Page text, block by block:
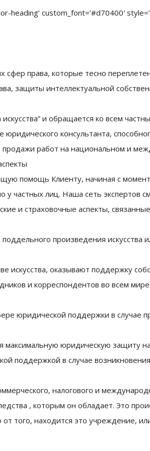
heading’ custom_font=’#d70400′
права, которые тесно
защиты интеллектуальной
и обращается ко всем
консультанта,
работ на национальном и
помощь Клиенту, начиная с
частных лиц. Наша сеть экспертов
и страховочные аспекты,
произведения искусства
оказывают поддержку
и корреспондентов во всем мире.
юридической поддержки в случае
юридическую защиту на
поддержкой в случае
налогового и
, которым он обладает. Это
того, находится это учреждение,